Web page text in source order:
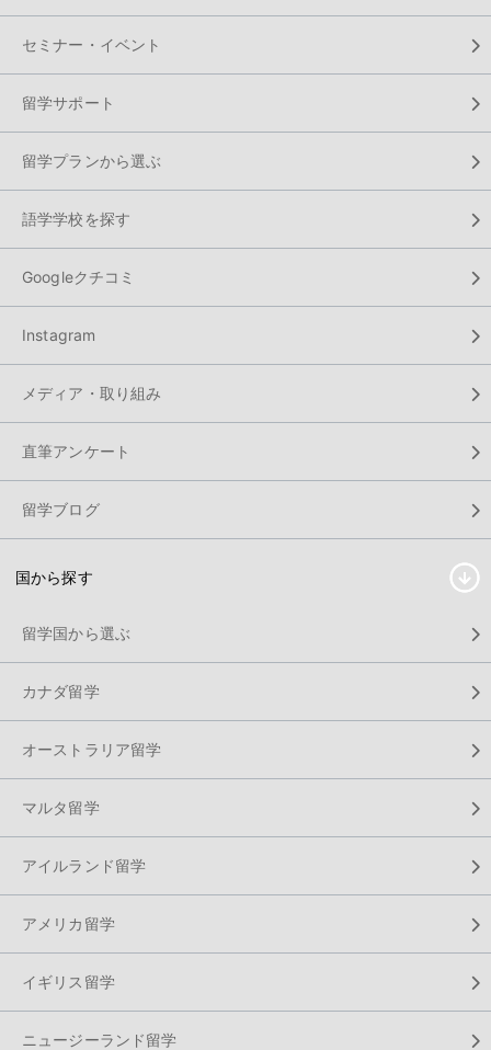
セミナー・イベント
留学サポート
留学プランから選ぶ
語学学校を探す
Googleクチコミ
Instagram
メディア・取り組み
直筆アンケート
留学ブログ
国から探す
留学国から選ぶ
カナダ留学
オーストラリア留学
マルタ留学
アイルランド留学
アメリカ留学
イギリス留学
ニュージーランド留学